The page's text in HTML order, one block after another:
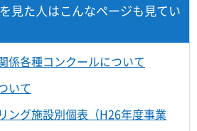
見た人はこんなページも見てい
係各種コンクールについて
いて
ング施設別個表（H26年度事業